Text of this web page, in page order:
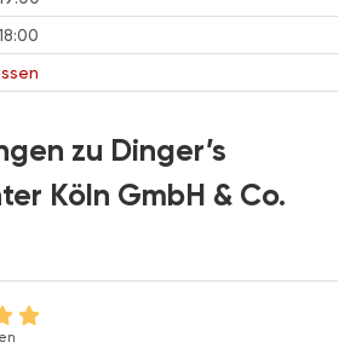
zu Dinger’s
Köln GmbH & Co.